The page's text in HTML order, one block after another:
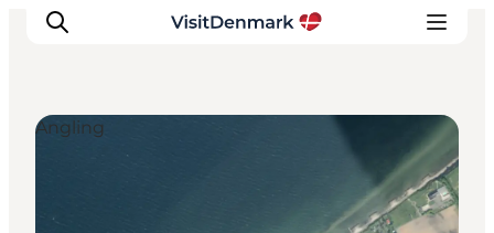
Destinations
Angling